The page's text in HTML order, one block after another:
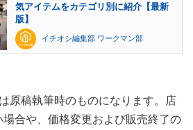
気アイテムをカテゴリ別に紹介【最新
版】
イチオシ編集部 ワークマン部
原稿執筆時のものになります。店
合や、価格変更および販売終了の